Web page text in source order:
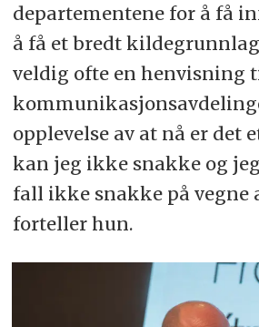
departementene for å få
å få et bredt
veldig ofte en henvisning
opplevelse av at nå er det
kan jeg ikke snakke og
fall ikke snakke på vegne
forteller hun.